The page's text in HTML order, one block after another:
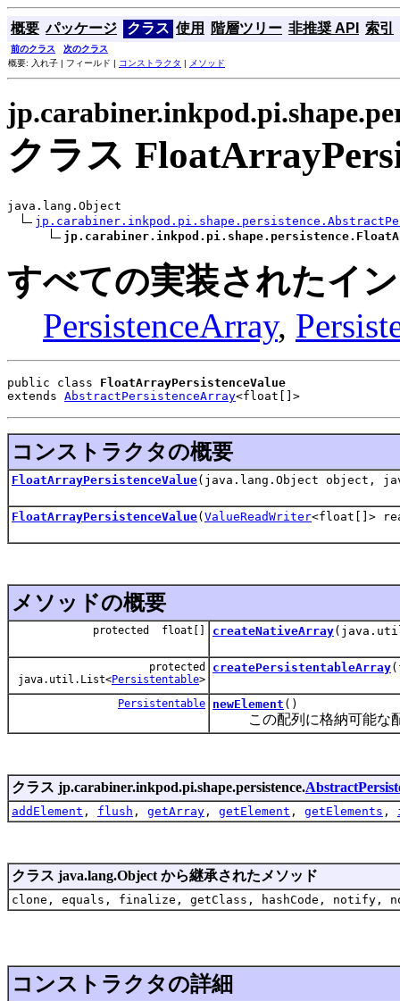
概要 パッケージ クラス 使用 階層ツリー 非推奨 API 索引
前のクラス
次のクラス
概要: 入れ子 | フィールド | コンストラクタ | メソッド
クラス
java.lang.Object
すべての実装されたイ
PersistenceArray,
public class FloatArrayPersistenceValue
extends AbstractPersistenceArray<float[]>
コンストラクタの概要
FloatArrayPersistenceValue(java.lang.Object object,
FloatArrayPersistenceValue( ValueReadWriter<float[]>
メソッドの概要
protected float[] createNativeArray
protected
java.util.List<Persistentable>
createPersistentableArray
Persistentable newElement ()
この配列に格納可能な配
クラス jp.carabiner.inkpod.pi.shape.persistence.
addElement , flush , getArray , getElement , getElements ,
クラス java.lang.Object から継承されたメソッド
clone, equals, finalize, getClass, hashCode,
コンストラクタの詳細